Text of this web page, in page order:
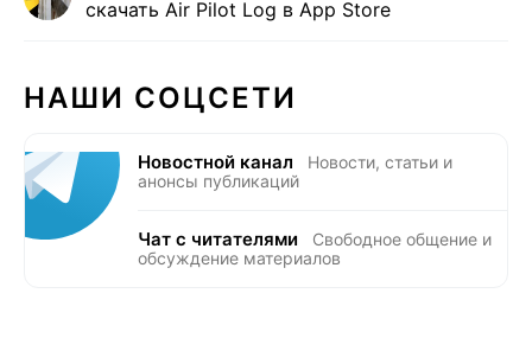
скачать Air Pilot Log в App Store
НАШИ СОЦСЕТИ
Новостной канал
Новости, статьи и
анонсы публикаций
Чат с читателями
Свободное общение и
обсуждение материалов